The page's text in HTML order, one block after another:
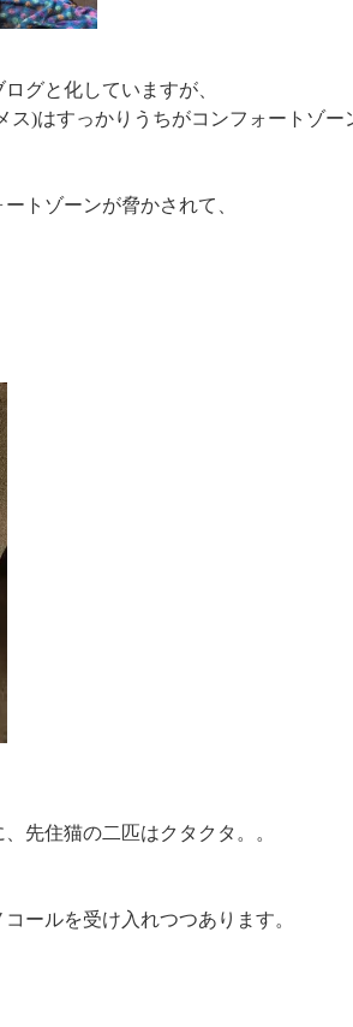
グと化していますが、
)はすっかりうちがコンフォートゾー
トゾーンが脅かされて、
先住猫の二匹はクタクタ。。
ールを受け入れつつあります。